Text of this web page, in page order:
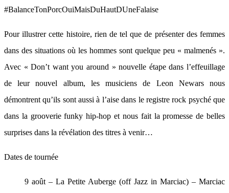
#BalanceTonPorcOuiMaisDuHautDUneFalaise
Pour illustrer cette histoire, rien de tel que de présenter des femmes
dans des situations où les hommes sont quelque peu « malmenés ».
Avec « Don’t want you around » nouvelle étape dans l’effeuillage
de leur nouvel album, les musiciens de Leon Newars nous
démontrent qu’ils sont aussi à l’aise dans le registre rock psyché que
dans la grooverie funky hip-hop et nous fait la promesse de belles
surprises dans la révélation des titres à venir…
Dates de tournée
9 août – La Petite Auberge (off Jazz in Marciac) – Marciac